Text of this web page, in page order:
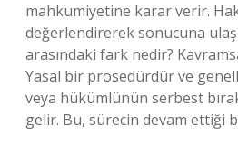
mahkumiyetine karar verir.
değerlendirerek sonucuna
arasındaki fark nedir?
Yasal bir prosedürdür ve
veya hükümlünün serbest
gelir. Bu, sürecin devam ettiği